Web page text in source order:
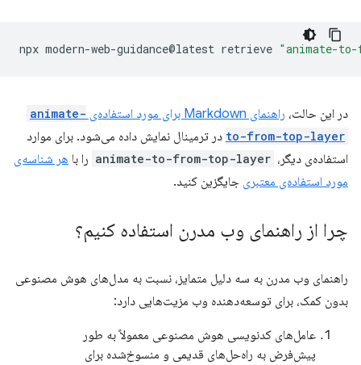
npx modern-web-guidance@latest retrieve "animate-
در این حالت، راهنمای Markdown برای مورد استفاده‌ی
animate-
to-from-top-layer در ترمینال نمایش داده می‌شود. برای موارد
استفاده‌ی دیگر، animate-to-from-top-layer را با هر شناسه‌ی
مورد استفاده‌ی معتبری جایگزین کنید.
چرا از راهنمای وب مدرن استفاده کنیم؟
راهنمای وب مدرن به سه دلیل متمایز، نسبت به مدل‌های هوش مصنوعی
بدون کمک، برای توسعه‌دهنده وب مزیت‌هایی دارد:
عامل‌های کدنویسی هوش مصنوعی معمولاً به طور
پیش‌فرض به راه‌حل‌های قدیمی و منسوخ‌شده برای